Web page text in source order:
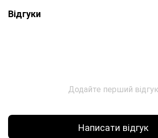
Відгуки
Додайте перший відгук
Написати відгук